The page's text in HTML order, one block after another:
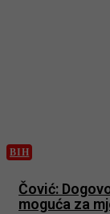
BIH
Čović:
moguća za